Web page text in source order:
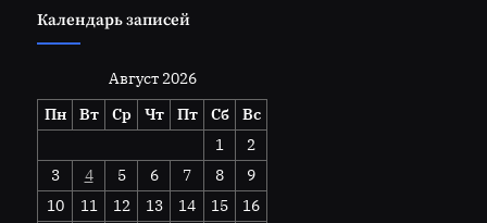
Календарь записей
Август 2026
Пн
Вт Ср Чт Пт Сб
Вс
1
2
3
4 5 6 7 8
9
10
11 12 13 14 15 16